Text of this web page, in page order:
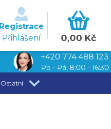
Registrace
Přihlášení
0,00 Kč
+420 774 488 123
Po - Pá, 8:00 - 16:30
Ostatní